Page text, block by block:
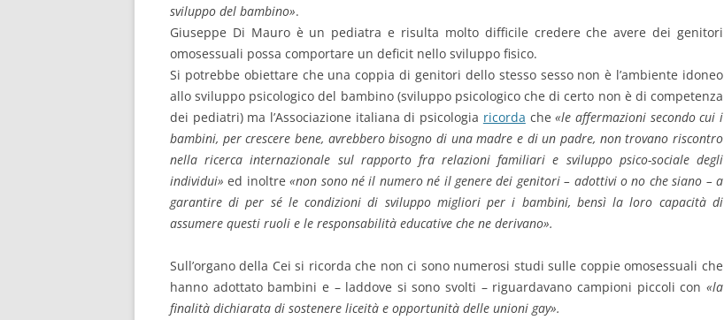
sviluppo del bambino».
Giuseppe Di Mauro è un pediatra e risulta molto difficile credere che avere dei genitori
omosessuali possa comportare un deficit nello sviluppo fisico.
Si potrebbe obiettare che una coppia di genitori dello stesso sesso non è l’ambiente idoneo
allo sviluppo psicologico del bambino (sviluppo psicologico che di certo non è di competenza
dei pediatri) ma l’Associazione italiana di psicologia ricorda che«le affermazioni secondo cui i
bambini, per crescere bene, avrebbero bisogno di una madre e di un padre, non trovano riscontro
nella ricerca internazionale sul rapporto fra relazioni familiari e sviluppo psico-sociale degli
individui» ed inoltre«non sono né il numero né il genere dei genitori – adottivi o no che siano – a
garantire di per sé le condizioni di sviluppo migliori per i bambini, bensì la loro capacità di
assumere questi ruoli e le responsabilità educative che ne derivano».
Sull’organo della Cei si ricorda che non ci sono numerosi studi sulle coppie omosessuali che
hanno adottato bambini e – laddove si sono svolti – riguardavano campioni piccoli con «la
finalità dichiarata di sostenere liceità e opportunità delle unioni gay».